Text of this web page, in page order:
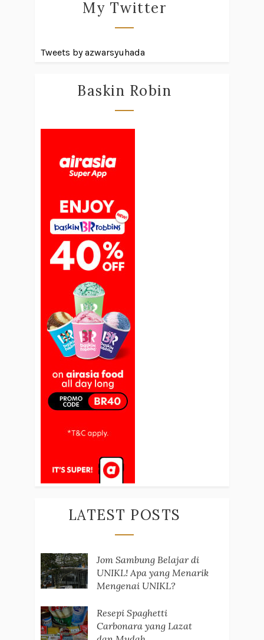
My Twitter
Tweets by azwarsyuhada
Baskin Robin
LATEST POSTS
Jom Sambung Belajar di
UNIKL! Apa yang Menarik
Mengenai UNIKL?
Resepi Spaghetti
Carbonara yang Lazat